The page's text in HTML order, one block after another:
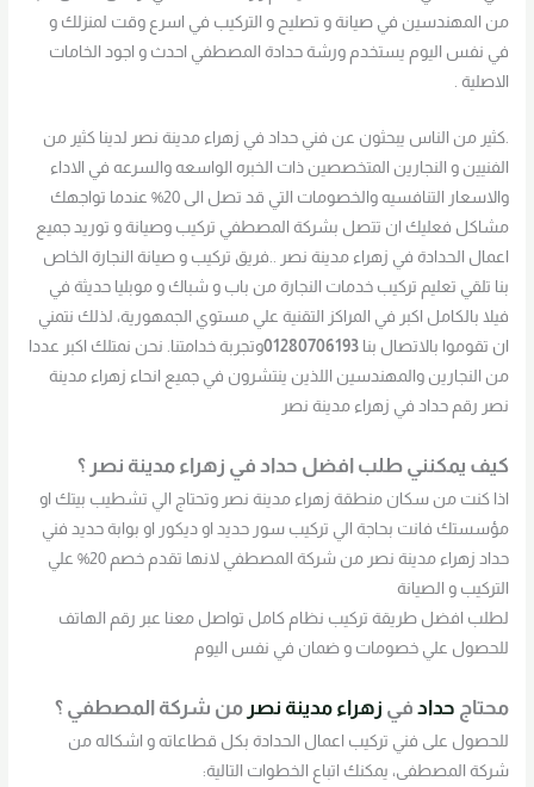
من المهندسين في صيانة و تصليح و التركيب في اسرع وقت لمنزلك و
في نفس اليوم يستخدم ورشة حدادة المصطفي احدث و اجود الخامات
الاصلية .
.كثير من الناس يبحثون عن فني حداد في زهراء مدينة نصر لدينا كثير من
الفنيين و النجارين المتخصصين ذات الخبره الواسعه والسرعه في الاداء
والاسعار التنافسيه والخصومات التي قد تصل الى 20% عندما تواجهك
مشاكل فعليك ان تتصل بشركة المصطفي تركيب وصيانة و توريد جميع
اعمال الحدادة في زهراء مدينة نصر ..فريق تركيب و صيانة النجارة الخاص
بنا تلقي تعليم تركيب خدمات النجارة من باب و شباك و موبليا حديثة في
فيلا بالكامل اكبر في المراكز التقنية علي مستوي الجمهورية، لذلك نتمني
ان تقوموا بالاتصال بنا01280706193وتجربة خدامتنا. نحن نمتلك اكبر عددا
من النجارين والمهندسين اللذين ينتشرون في جميع انحاء زهراء مدينة
نصر رقم حداد في زهراء مدينة نصر
كيف يمكنني طلب افضل حداد في زهراء مدينة نصر ؟
اذا كنت من سكان منطقة زهراء مدينة نصر وتحتاج الي تشطيب بيتك او
مؤسستك فانت بحاجة الي تركيب سور حديد او ديكور او بوابة حديد فني
حداد زهراء مدينة نصر من شركة المصطفي لانها تقدم خصم 20% علي
التركيب و الصيانة
لطلب افضل طريقة تركيب نظام كامل تواصل معنا عبر رقم الهاتف
للحصول علي خصومات و ضمان في نفس اليوم
محتاج حداد في زهراء مدينة نصر من شركة المصطفي ؟
للحصول على فني تركيب اعمال الحدادة بكل قطاعاته و اشكاله من
شركة المصطفى، يمكنك اتباع الخطوات التالية: